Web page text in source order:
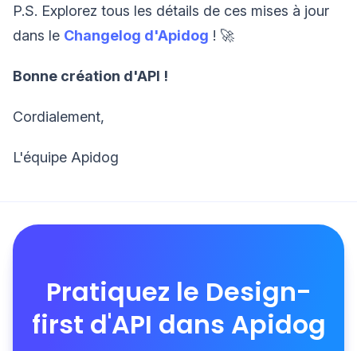
P.S. Explorez tous les détails de ces mises à jour
dans le Changelog d'Apidog ! 🚀
Bonne création d'API !
Cordialement,
L'équipe Apidog
Pratiquez le Design-
first d'API dans Apidog